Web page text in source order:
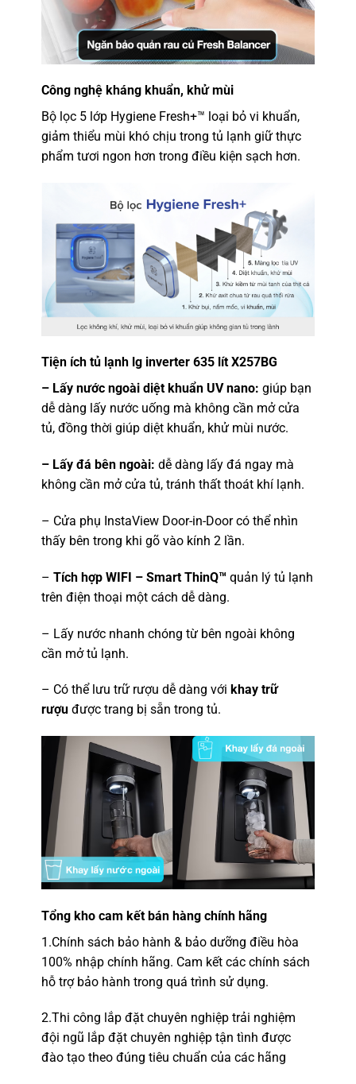
Công nghệ kháng khuẩn, khử mùi
Bộ lọc 5 lớp Hygiene Fresh+™ loại bỏ vi khuẩn,
giảm thiểu mùi khó chịu trong tủ lạnh giữ thực
phẩm tươi ngon hơn trong điều kiện sạch hơn.
Tiện ích tủ lạnh lg inverter 635 lít X257BG
– Lấy nước ngoài diệt khuẩn UV nano: giúp bạn
dễ dàng lấy nước uống mà không cần mở cửa
tủ, đồng thời giúp diệt khuẩn, khử mùi nước.
– Lấy đá bên ngoài: dễ dàng lấy đá ngay mà
không cần mở cửa tủ, tránh thất thoát khí lạnh.
– Cửa phụ InstaView Door-in-Door có thể nhìn
thấy bên trong khi gõ vào kính 2 lần.
– Tích hợp WIFI – Smart ThinQ™ quản lý tủ lạnh
trên điện thoại một cách dễ dàng.
– Lấy nước nhanh chóng từ bên ngoài không
cần mở tủ lạnh.
– Có thể lưu trữ rượu dễ dàng với khay trữ
rượu được trang bị sẵn trong tủ.
Tổng kho cam kết bán hàng chính hãng
1.Chính sách bảo hành & bảo dưỡng điều hòa
100% nhập chính hãng. Cam kết các chính sách
hỗ trợ bảo hành trong quá trình sử dụng.
2.Thi công lắp đặt chuyên nghiệptrải nghiệm
đội ngũ lắp đặt chuyên nghiệp tận tình được
đào tạo theo đúng tiêu chuẩn của các hãng